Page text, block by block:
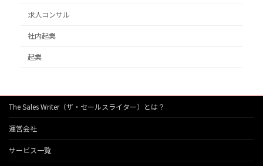
求人コンサル
社内起業
起業
The Sales Writer（ザ・セールスライター）とは？
運営会社
サービス一覧